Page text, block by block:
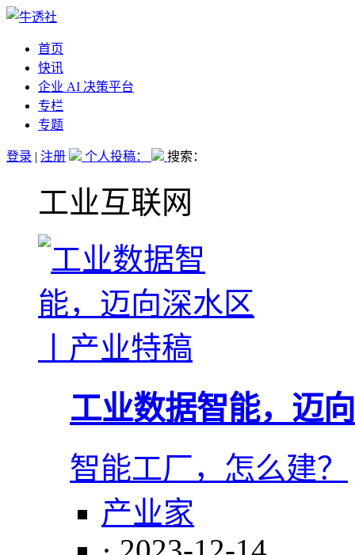
首页
快讯
企业 AI 决策平台
专栏
专题
登录 | 注册 个人投稿： 搜索：
工业互联网
工业数据智能，迈
智能工厂，怎么建？
产业家